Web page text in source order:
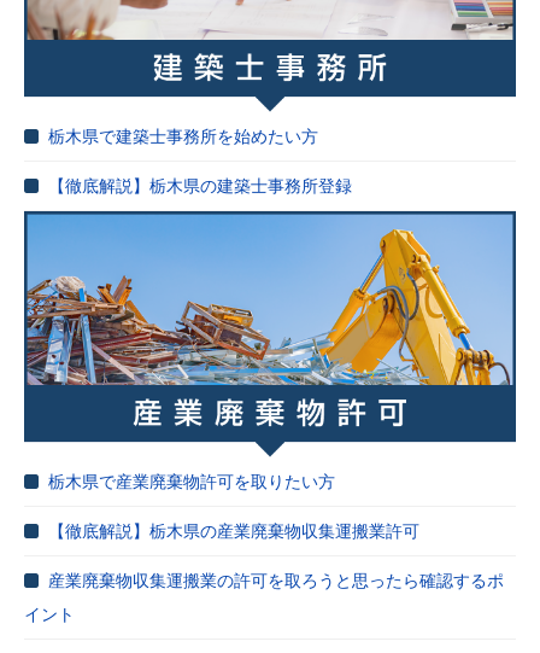
栃木県で建築士事務所を始めたい方
【徹底解説】栃木県の建築士事務所登録
栃木県で産業廃棄物許可を取りたい方
【徹底解説】栃木県の産業廃棄物収集運搬業許可
産業廃棄物収集運搬業の許可を取ろうと思ったら確認するポ
イント